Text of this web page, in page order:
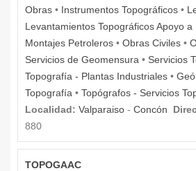
Obras • Instrumentos Topográficos •
Levantamientos Topográficos Apoyo a
Montajes Petroleros • Obras Civiles •
Servicios de Geomensura • Servicios
Topografía - Plantas Industriales •
Topografía • Topógrafos - Servicios
Localidad: Valparaiso - Concón
880
TOPOGAAC